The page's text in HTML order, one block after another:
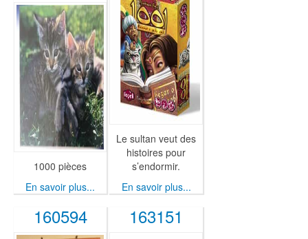
1000 pièces
En savoir plus...
Le sultan veut des
histoires pour
s’endormir.
En savoir plus...
160594 163151